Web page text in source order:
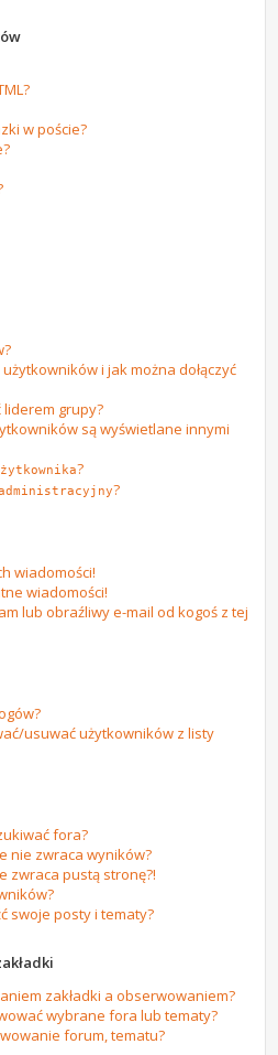
w poście?
i jak można dołączyć
grupy?
są wyświetlane innymi
?
?
wiadomości!
wiadomości!
lub obraźliwy e-mail od kogoś z tej
usuwać użytkowników z listy
fora?
nie zwraca wyników?
zwraca pustą stronę?!
swoje posty i tematy?
zakładki a obserwowaniem?
wybrane fora lub tematy?
forum, tematu?